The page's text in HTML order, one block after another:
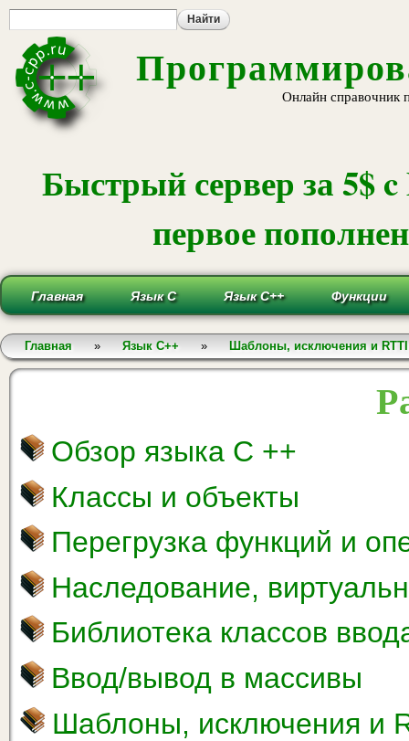
Онлайн справочник
Быстрый сервер за 5$
первое
Главная Язык С Язык С++ Функции
Вы здесь
Главная » Язык С++ » Шаблоны, исключения и RTTI
Обзор языка С ++
Классы и объекты
Перегрузка функций и
Наследование,
Библиотека классов
Ввод/вывод в массивы
Шаблоны, исключения и